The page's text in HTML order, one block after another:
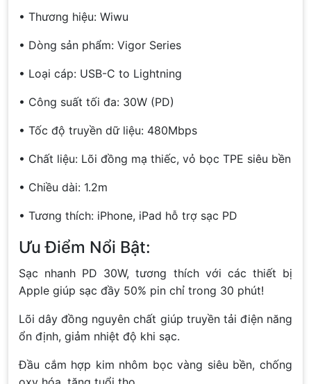
• Thương hiệu: Wiwu
• Dòng sản phẩm: Vigor Series
• Loại cáp: USB-C to Lightning
• Công suất tối đa: 30W (PD)
• Tốc độ truyền dữ liệu: 480Mbps
• Chất liệu: Lõi đồng mạ thiếc, vỏ bọc TPE siêu bền
• Chiều dài: 1.2m
• Tương thích: iPhone, iPad hỗ trợ sạc PD
Ưu Điểm Nổi Bật:
Sạc nhanh PD 30W, tương thích với các thiết bị
Apple giúp sạc đầy 50% pin chỉ trong 30 phút!
Lõi dây đồng nguyên chất giúp truyền tải điện năng
ổn định, giảm nhiệt độ khi sạc.
Đầu cắm hợp kim nhôm bọc vàng siêu bền, chống